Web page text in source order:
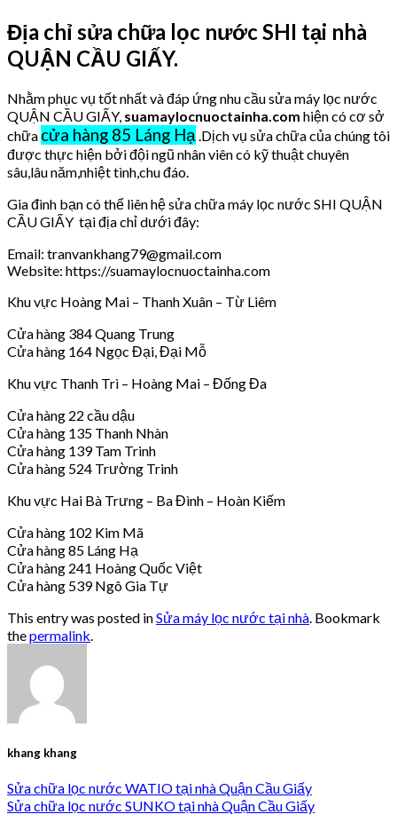
Địa chỉ sửa chữa lọc nước SHI tại nhà
QUẬN CẦU GIẤY.
Nhằm phục vụ tốt nhất và đáp ứng nhu cầu sửa máy lọc nước
QUẬN CẦU GIẤY, suamaylocnuoctainha.com hiện có cơ sở
chữa cửa hàng 85 Láng Hạ .Dịch vụ sửa chữa của chúng tôi
được thực hiện bởi đội ngũ nhân viên có kỹ thuật chuyên
sâu,lâu năm,nhiệt tình,chu đáo.
Gia đình bạn có thể liên hệ sửa chữa máy lọc nước SHI QUẬN
CẦU GIẤY tại địa chỉ dưới đây:
Email: tranvankhang79@gmail.com
Website: https://suamaylocnuoctainha.com
Khu vực Hoàng Mai – Thanh Xuân – Từ Liêm
Cửa hàng 384 Quang Trung
Cửa hàng 164 Ngọc Đại, Đại Mỗ
Khu vực Thanh Trì – Hoàng Mai – Đống Đa
Cửa hàng 22 cầu dậu
Cửa hàng 135 Thanh Nhàn
Cửa hàng 139 Tam Trinh
Cửa hàng 524 Trường Trinh
Khu vực Hai Bà Trưng – Ba Đình – Hoàn Kiếm
Cửa hàng 102 Kim Mã
Cửa hàng 85 Láng Hạ
Cửa hàng 241 Hoàng Quốc Việt
Cửa hàng 539 Ngô Gia Tự
This entry was posted inSửa máy lọc nước tại nhà . Bookmark
thepermalink
khang khang
Sửa chữa lọc nước WATIO tại nhà Quận Cầu Giấy
Sửa chữa lọc nước SUNKO tại nhà Quận Cầu Giấy